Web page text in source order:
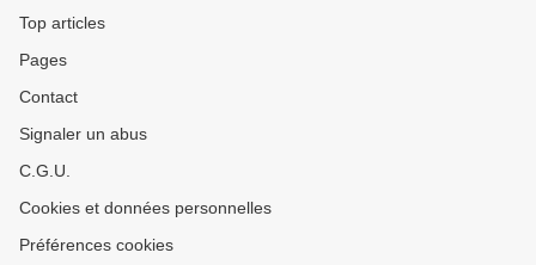
Top articles
Pages
Contact
Signaler un abus
C.G.U.
Cookies et données personnelles
Préférences cookies